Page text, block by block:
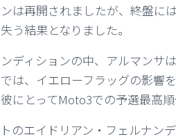
は再開されましたが、終盤に
う結果となりました。
ディションの中、アルマンサ
は、イエローフラッグの影響
にとってMoto3での予選最高順
のエイドリアン・フェルナン